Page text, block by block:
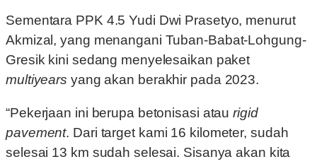
Sementara PPK 4.5 Yudi Dwi Prasetyo, menurut
Akmizal, yang menangani Tuban-Babat-Lohgung-
Gresik kini sedang menyelesaikan paket
multiyears yang akan berakhir pada 2023.
“Pekerjaan ini berupa betonisasi ataurigid
pavement. Dari target kami 16 kilometer, sudah
selesai 13 km sudah selesai. Sisanya akan kita